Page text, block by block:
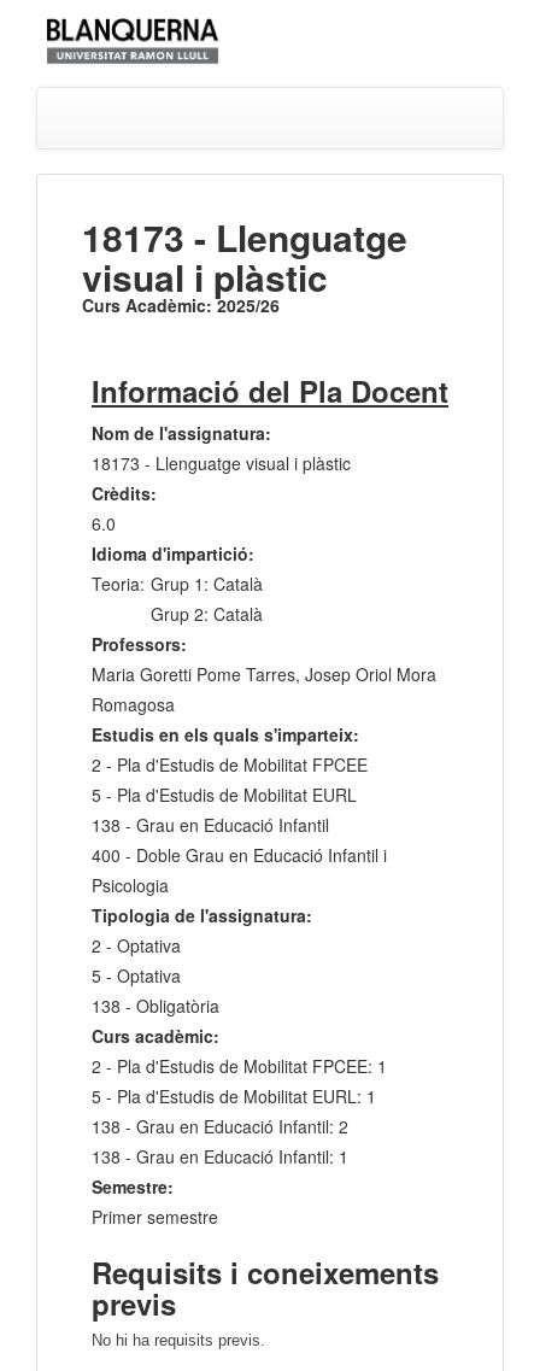
18173 - Llenguatge
visual i plàstic
Curs Acadèmic: 2025/26
Informació del Pla Docent
Nom de l'assignatura:
18173 - Llenguatge visual i plàstic
Crèdits:
6.0
Idioma d'impartició:
Teoria: Grup 1: Català
Grup 2: Català
Professors:
Maria Goretti Pome Tarres, Josep Oriol Mora
Romagosa
Estudis en els quals s'imparteix:
2 - Pla d'Estudis de Mobilitat FPCEE
5 - Pla d'Estudis de Mobilitat EURL
138 - Grau en Educació Infantil
400 - Doble Grau en Educació Infantil i
Psicologia
Tipologia de l'assignatura:
2 - Optativa
5 - Optativa
138 - Obligatòria
Curs acadèmic:
2 - Pla d'Estudis de Mobilitat FPCEE: 1
5 - Pla d'Estudis de Mobilitat EURL: 1
138 - Grau en Educació Infantil: 2
138 - Grau en Educació Infantil: 1
Semestre:
Primer semestre
Requisits i coneixements
previs
No hi ha requisits previs.